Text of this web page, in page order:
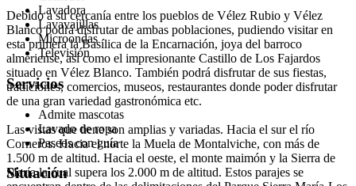
Debido a su cercanía entre los pueblos de Vélez Rubio y Vélez
Blanco podrá disfrutar de ambas poblaciones, pudiendo visitar en
esta primera la Basílica de la Encarnación, joya del barroco
almeriense, así como el impresionante Castillo de Los Fajardos
situado en Vélez Blanco. También podrá disfrutar de sus fiestas,
tradiciones, comercios, museos, restaurantes donde poder disfrutar
de una gran variedad gastronómica etc.
Las vistas que tiene son amplias y variadas. Hacia el sur el río
Corneros. Hacia el norte la Muela de Montalviche, con más de
1.500 m de altitud. Hacia el oeste, el monte maimón y la Sierra de
María la cual supera los 2.000 m de altitud. Estos parajes se
Lavadora
Lavavajillas
Microondas
Televisión
Servicios
Admite mascotas
Lavado de ropa
Paseos con guía
Situación